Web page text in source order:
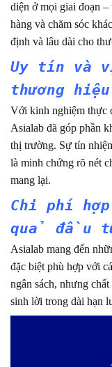
diện ở mọi giai đoạn –
hàng và chăm sóc
định và lâu dài cho
Uy tín và
thương hiệu
Với kinh nghiệm thực
Asialab đã góp phần
thị trường. Sự tín
là minh chứng rõ nét
mang lại.
Chi phí
quả đầu
Asialab mang đến
đặc biệt phù hợp với
ngân sách, nhưng
sinh lời trong dài hạn